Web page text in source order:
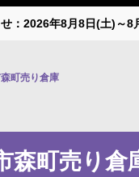
：2026年8月8日(土)～8
町売り倉庫
森町売り倉